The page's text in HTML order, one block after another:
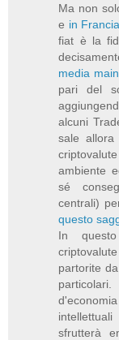
Ma non
e in Francia
fiat è la
media
pari del
alcuni
sale
ambiente
sé
centrali)
questo
In
partorite
sfrutterà